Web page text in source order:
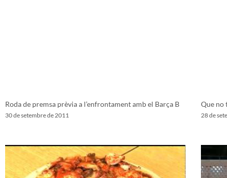
Roda de premsa prèvia a l’enfrontament amb el Barça B
30 de setembre de 2011
Que no
28 de